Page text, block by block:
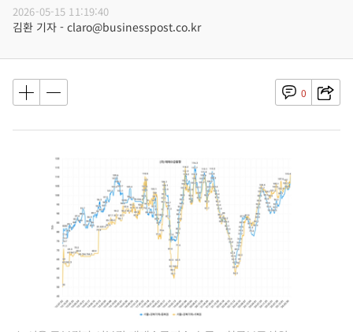
2026-05-15 11:19:40
김환 기자 - claro@businesspost.co.kr
0